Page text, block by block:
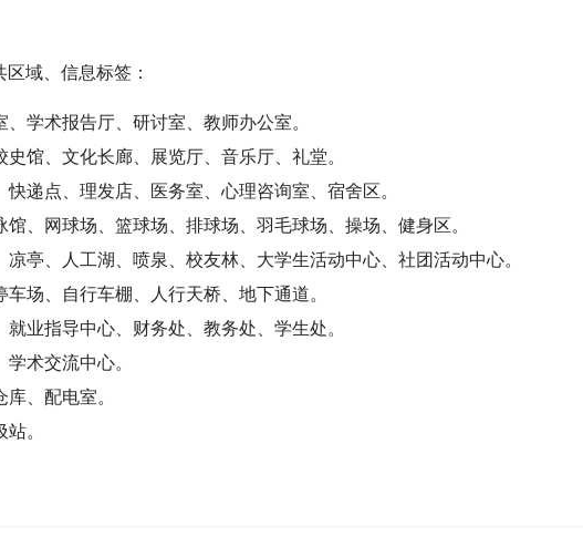
域、信息标签：
学术报告厅、研讨室、教师办公室。
馆、文化长廊、展览厅、音乐厅、礼堂。
递点、理发店、医务室、心理咨询室、宿舍区。
、网球场、篮球场、排球场、羽毛球场、操场、健身区。
亭、人工湖、喷泉、校友林、大学生活动中心、社团活动中心。
场、自行车棚、人行天桥、地下通道。
业指导中心、财务处、教务处、学生处。
术交流中心。
、配电室。
。